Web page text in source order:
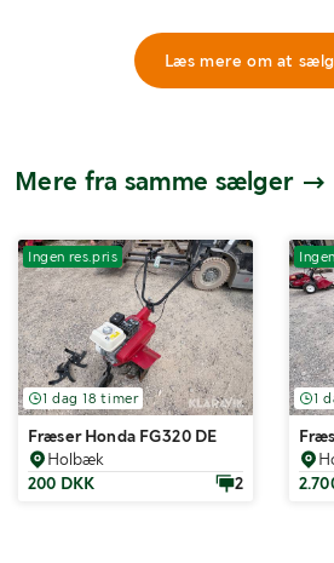
Læs mere om at
Mere fra samme sælger
Ingen res.pris
1 dag 18 timer
Fræser Honda FG320 DE
Holbæk
200 DKK
2
1